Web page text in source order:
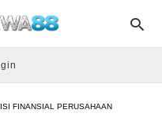
FINANSIAL PERUSAHAAN